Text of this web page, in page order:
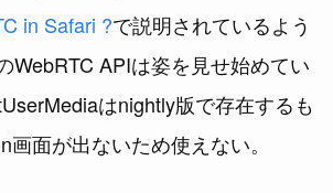
in Safari ?で説明されているよう
WebRTC APIは姿を見せ始めてい
はnightly版で存在するも
面が出ないため使えない。